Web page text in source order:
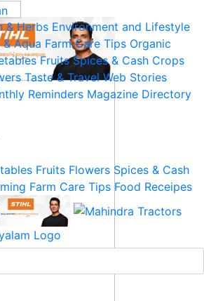
& Herbs Environment and Lifestyle
Aqua Farm Care Tips Organic
Fruits Spices & Cash Crops
Taste & Travel Web Stories
Reminders Magazine Directory
Fruits Flowers Spices & Cash
Farm Care Tips Food Receipes